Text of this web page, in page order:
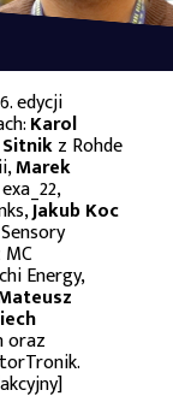
edycji
Karol
Sitnikz Rohde
Marek
Jakub Koc
MC
Energy,
oraz